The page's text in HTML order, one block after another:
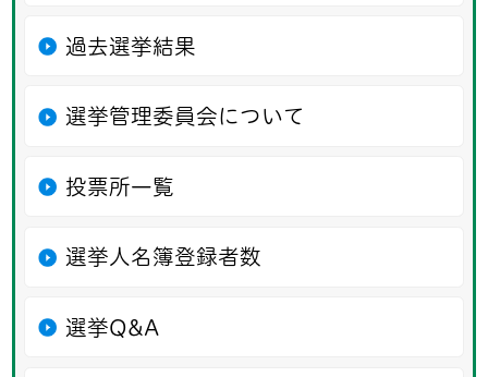
過去選挙結果
選挙管理委員会について
投票所一覧
選挙人名簿登録者数
選挙Q&A